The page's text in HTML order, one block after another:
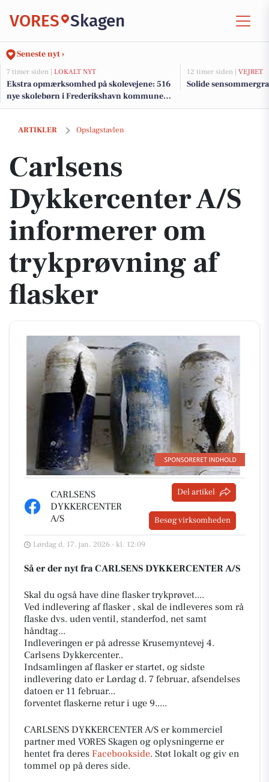
VORES Skagen
Seneste nyt ›
7 timer siden | LOKALT NYT
Ekstra opmærksomhed på skolevejene: 516
nye skolebørn i Frederikshavn kommune
efter sommerferien
12 timer siden | VEJRET
Solide
ARTIKLER Opslagstavlen
Carlsens Dykkercenter A/S informerer om trykprøvning af flasker
Carlsens
Dykkercenter A/S
informerer om
trykprøvning af
flasker
CARLSENS
DYKKERCENTER
A/S
Del artikel
Besøg virksomheden
Lørdag d. 17. jan. 2026 - kl. 12:09
Så er der nyt fra CARLSENS DYKKERCENTER A/S
Skal du også have dine flasker trykprøvet....
Ved indlevering af flasker , skal de indleveres som rå
flaske dvs. uden ventil, standerfod, net samt
håndtag...
Indleveringen er på adresse Krusemyntevej 4.
Carlsens Dykkercenter..
Indsamlingen af flasker er startet, og sidste
indlevering dato er Lørdag d. 7 februar, afsendelses
datoen er 11 februar...
forventet flaskerne retur i uge 9.....
CARLSENS DYKKERCENTER A/S er kommerciel
partner med VORES Skagen og oplysningerne er
hentet fra deres Facebookside. Støt lokalt og giv en
tommel op på deres side.